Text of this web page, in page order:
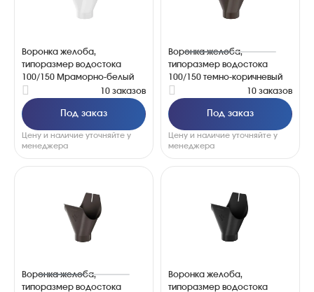
Воронка желоба,
типоразмер водостока
100/150 Мраморно-белый
10 заказов
Под заказ
Цену и наличие уточняйте у
менеджера
Воронка желоба,
типоразмер водостока
100/150 темно-коричневый
10 заказов
Под заказ
Цену и наличие уточняйте у
менеджера
Воронка желоба,
типоразмер водостока
Воронка желоба,
типоразмер водостока